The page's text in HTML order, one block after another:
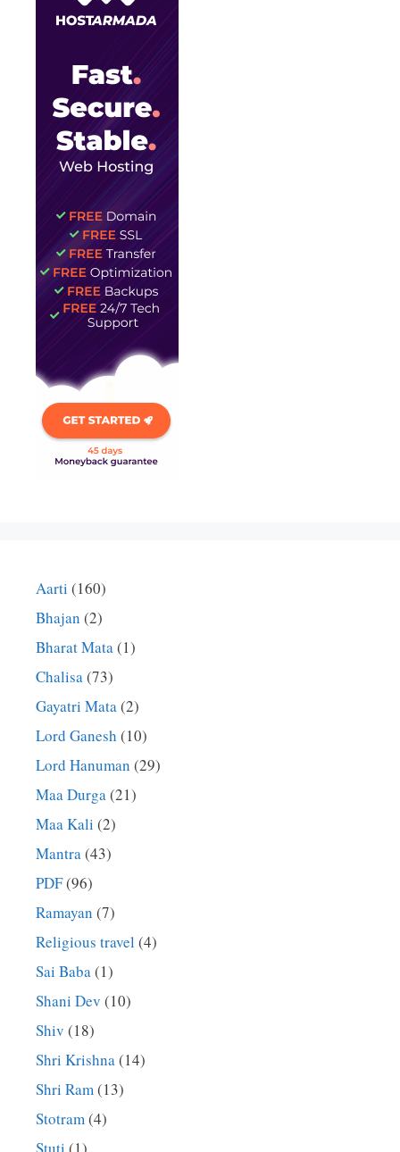
Aarti (160)
Bhajan (2)
Bharat Mata(1)
Chalisa(73)
Gayatri Mata(2)
Lord Ganesh (10)
Lord Hanuman (29)
Maa Durga(21)
Maa Kali (2)
Mantra(43)
PDF(96)
Ramayan (7)
Religious travel (4)
Sai Baba(1)
Shani Dev (10)
Shiv (18)
Shri Krishna(14)
Shri Ram(13)
Stotram(4)